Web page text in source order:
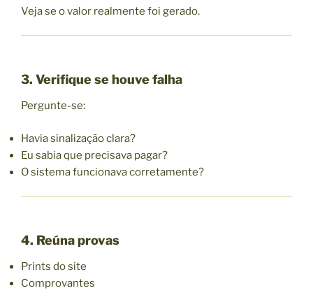
Veja se o valor realmente foi gerado.
3. Verifique se houve falha
Pergunte-se:
Havia sinalização clara?
Eu sabia que precisava pagar?
O sistema funcionava corretamente?
4. Reúna provas
Prints do site
Comprovantes